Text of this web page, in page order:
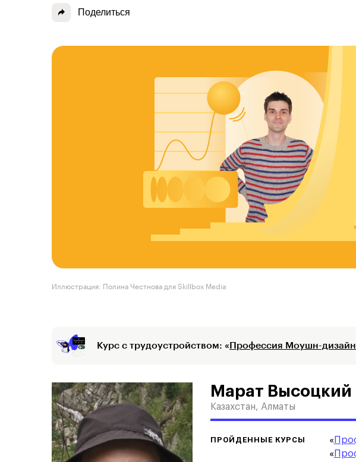
Поделиться
Иллюстрация: Полина Честнова для Skillbox Media
Курс с трудоустройством: « Профессия Моушн-
Марат Высоцкий
Казахстан, Алматы
ПРОЙДЕННЫЕ КУРСЫ «
«